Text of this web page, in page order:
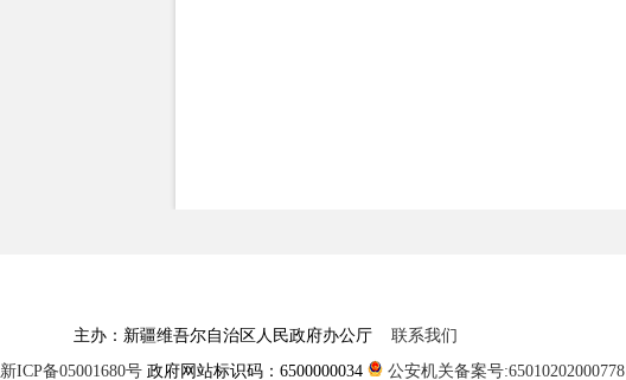
主办：新疆维吾尔自治区人民政府办公厅 联系我们
新ICP备05001680号 政府网站标识码：6500000034 公安机关备案号:65010202000778